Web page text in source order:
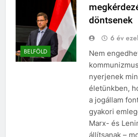
BELFÖLD
döntsenek
6 év
Nem
nyerjenek
életünkben,
a jogállam
gyakori
Marx- és
állítsanak –